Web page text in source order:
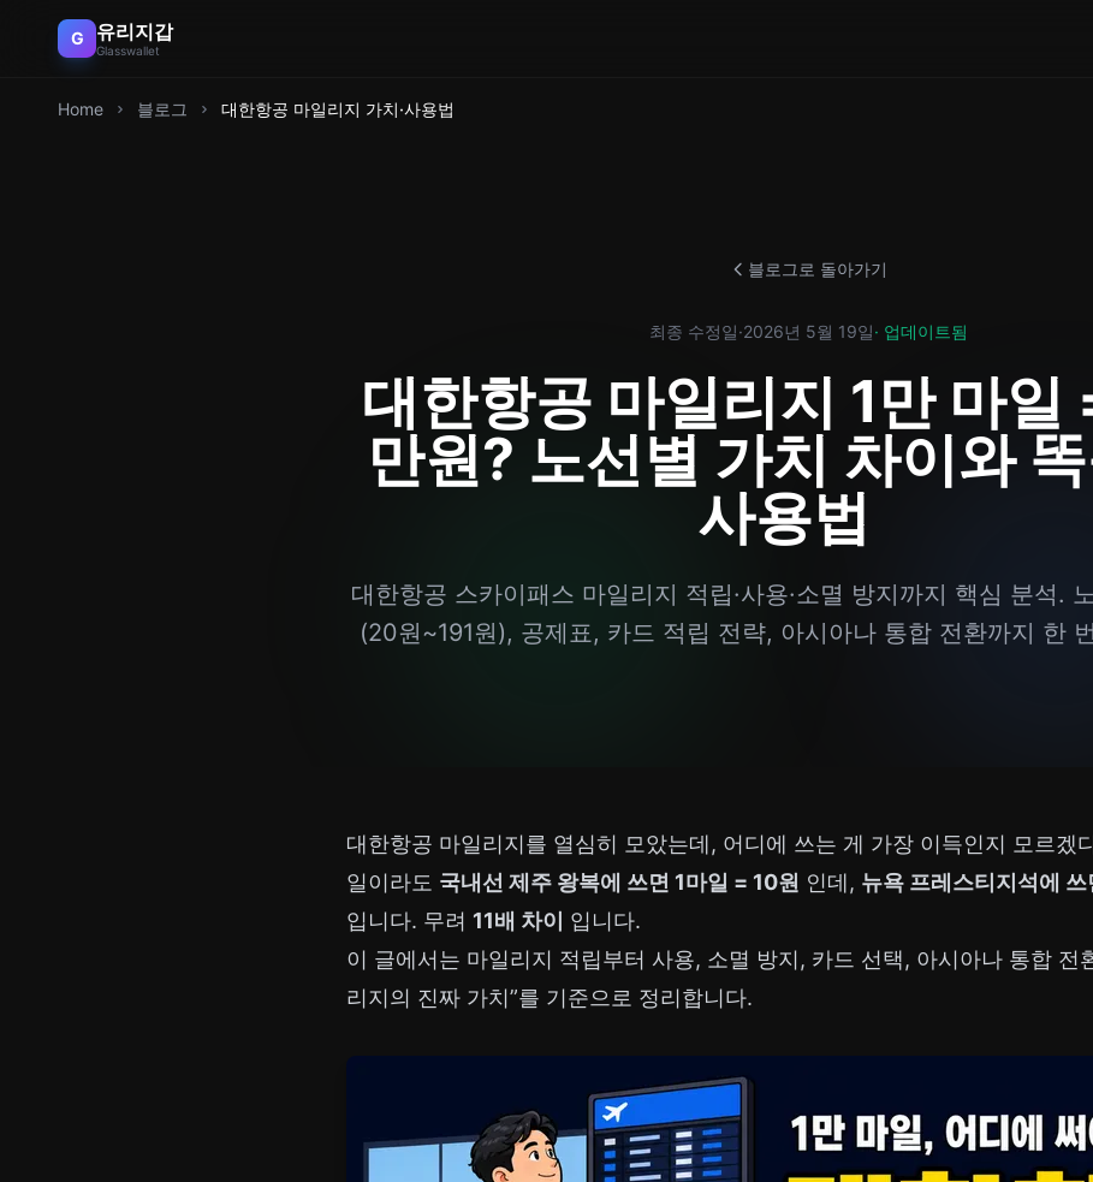
G 유리지갑
Glasswallet
Home 블로그 대한항공 마일리지 가치·사용법
블로그로 돌아가기
최종 수정일·2026년 5월 19일· 업데이트됨
대한항공 마일리지 1만 마일
만원? 노선별 가치 차이와
사용법
대한항공 스카이패스 마일리지 적립·사용·소멸 방지까지 핵심 분석.
(20원~191원), 공제표, 카드 적립 전략, 아시아나 통합 전환까지 한
대한항공 마일리지를 열심히 모았는데, 어디에 쓰는 게 가장 이득인지 모르겠
일이라도 국내선 제주 왕복에 쓰면 1마일 = 10원 인데, 뉴욕 프레스티지석에 쓰
입니다. 무려 11배 차이
입니다.
이 글에서는 마일리지 적립부터 사용, 소멸 방지, 카드 선택, 아시아나 통합 전
리지의 진짜 가치”를 기준으로 정리합니다.